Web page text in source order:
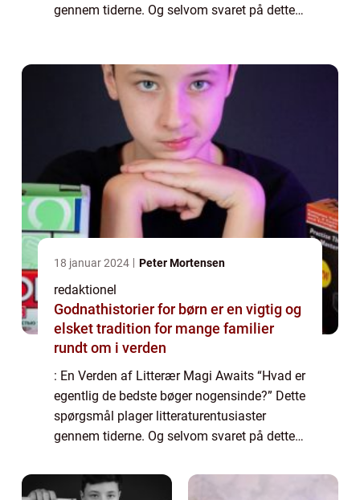
gennem tiderne. Og selvom svaret på dette
18 januar 2024 Peter Mortensen
redaktionel
Godnathistorier for børn er en vigtig og
elsket tradition for mange familier
rundt om i verden
: En Verden af Litterær Magi Awaits “Hvad er
egentlig de bedste bøger nogensinde?” Dette
spørgsmål plager litteraturentusiaster
gennem tiderne. Og selvom svaret på dette
præferencer og smag, er der en ræ...